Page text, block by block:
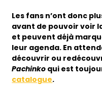
Les fans n’ont donc
avant de pouvoir voir
et peuvent déjà
leur agenda. En
découvrir ou
Pachinko qui est
catalogue.